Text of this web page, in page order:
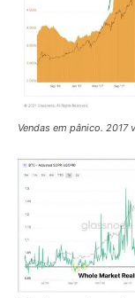
Vendas em pânico. 2017